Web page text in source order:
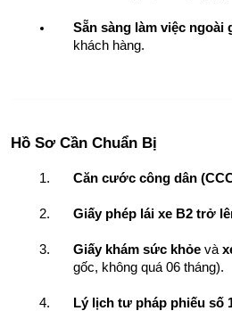
Sẵn sàng làm việc ngoài
khách hàng.
Hồ Sơ Cần Chuẩn Bị
Căn cước công dân
Giấy phép lái xe B2 trở
Giấy khám sức khỏe và
gốc, không quá 06 tháng).
Lý lịch tư pháp phiếu số